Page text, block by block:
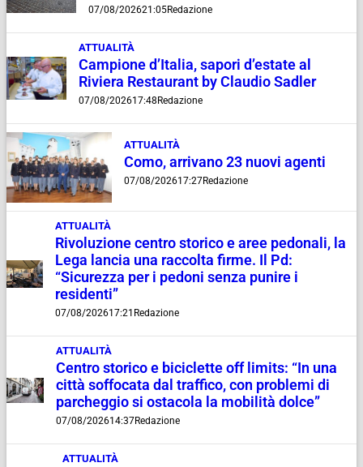
07/08/202621:05Redazione
ATTUALITÀ
Campione d’Italia, sapori d’estate al
Riviera Restaurant by Claudio Sadler
07/08/202617:48Redazione
ATTUALITÀ
Como, arrivano 23 nuovi agenti
07/08/202617:27Redazione
ATTUALITÀ
Rivoluzione centro storico e aree pedonali, la
Lega lancia una raccolta firme. Il Pd:
“Sicurezza per i pedoni senza punire i
residenti”
07/08/202617:21 Redazione
ATTUALITÀ
Centro storico e biciclette off limits: “In una
città soffocata dal traffico, con problemi di
parcheggio si ostacola la mobilità dolce”
07/08/202614:37Redazione
ATTUALITÀ